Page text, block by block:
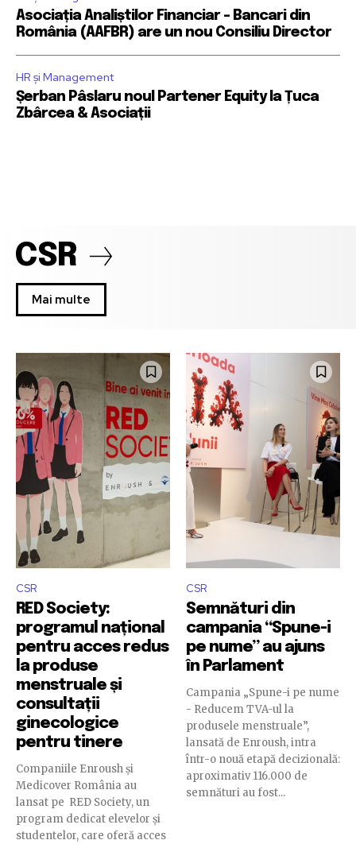
Asociația Analiștilor Financiar – Bancari din
România (AAFBR) are un nou Consiliu Director
HR și Management
Șerban Pâslaru noul Partener Equity la Țuca
Zbârcea & Asociații
CSR
Mai multe
CSR
RED Society:
programul național
pentru acces redus
la produse
menstruale și
consultații
ginecologice
pentru tinere
Companiile Enroush și
Medicover România au
lansat pe RED Society, un
program dedicat elevelor și
studentelor, care oferă acces
CSR
Semnături din
campania “Spune-i
pe nume” au ajuns
în Parlament
Campania „Spune-i pe nume
- Reducem TVA-ul la
produsele menstruale”,
lansată de Enroush, intra
într-o nouă etapă decizională:
aproximativ 116.000 de
semnături au fost...